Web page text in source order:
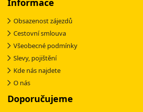
Informace
Obsazenost zájezdů
Cestovní smlouva
Všeobecné podmínky
Slevy, pojištění
Kde nás najdete
O nás
Doporučujeme